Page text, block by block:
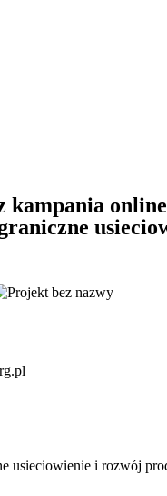
usieciowienie i rozwój